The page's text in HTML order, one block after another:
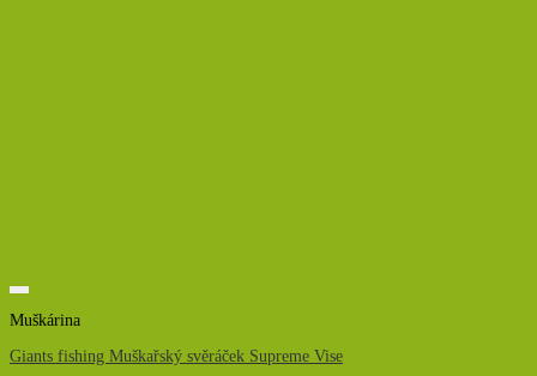
Muškárina
Giants fishing Muškařský svěráček Supreme Vise